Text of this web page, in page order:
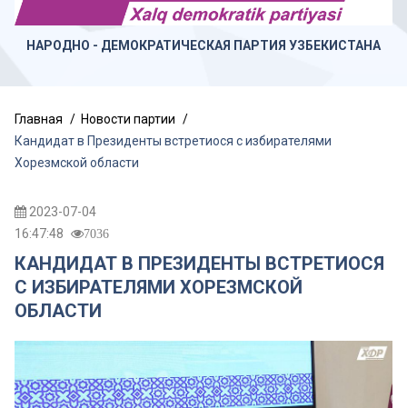
НАРОДНО - ДЕМОКРАТИЧЕСКАЯ ПАРТИЯ УЗБЕКИСТАНА
Главная
Новости партии
Кандидат в Президенты встретиося с избирателями
Хорезмской области
2023-07-04
16:47:48
7036
КАНДИДАТ В ПРЕЗИДЕНТЫ ВСТРЕТИОСЯ
С ИЗБИРАТЕЛЯМИ ХОРЕЗМСКОЙ
ОБЛАСТИ